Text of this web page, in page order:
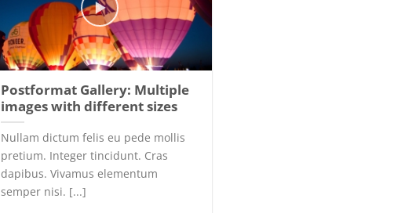
Postformat Gallery: Multiple
images with different sizes
Nullam dictum felis eu pede mollis
pretium. Integer tincidunt. Cras
dapibus. Vivamus elementum
semper nisi. [...]